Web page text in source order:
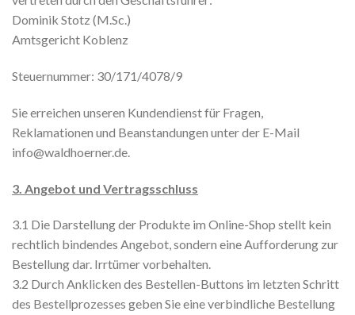
Dominik Stotz (M.Sc.)
Amtsgericht Koblenz
Steuernummer: 30/171/4078/9
Sie erreichen unseren Kundendienst für Fragen,
Reklamationen und Beanstandungen unter der E-Mail
info@waldhoerner.de.
3. Angebot und Vertragsschluss
3.1 Die Darstellung der Produkte im Online-Shop stellt kein
rechtlich bindendes Angebot, sondern eine Aufforderung zur
Bestellung dar. Irrtümer vorbehalten.
3.2 Durch Anklicken des Bestellen-Buttons im letzten Schritt
des Bestellprozesses geben Sie eine verbindliche Bestellung